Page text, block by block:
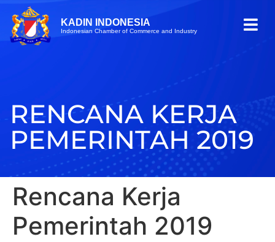
KADIN INDONESIA
Indonesian Chamber of Commerce and Industry
RENCANA KERJA
PEMERINTAH 2019
Rencana Kerja
Pemerintah 2019